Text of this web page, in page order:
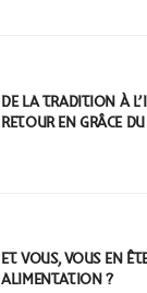
DE LA TRADITION À
RETOUR EN GRÂCE
ET VOUS, VOUS EN
ALIMENTATION ?